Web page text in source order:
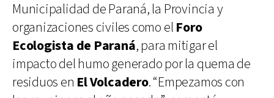
Municipalidad de Paraná, la Provincia y
organizaciones civiles como el Foro
Ecologista de Paraná, para mitigar el
impacto del humo generado por la quema de
residuos en El Volcadero. “Empezamos con